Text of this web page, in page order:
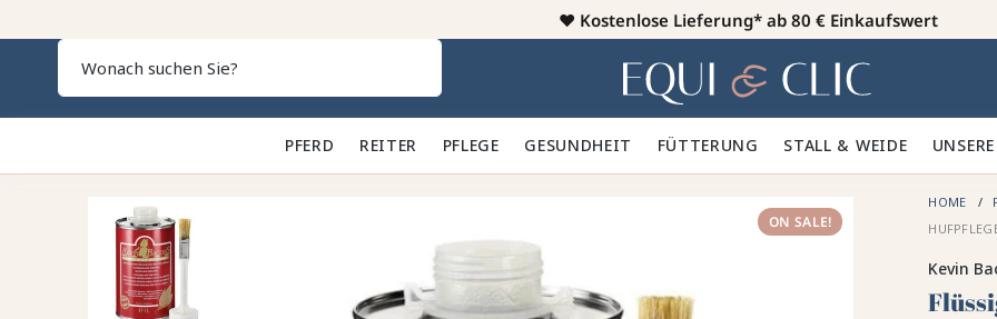
♥️ Kostenlose Lieferung* ab 80 € Einkaufswert
Heim
PFERD 🐎 REITER 👕 PFLEGE 🪮 GESUNDHEIT ✨ FÜTTERUNG 🥕 STALL & WEIDE 🍃
ON SALE!
HOME
Kevin